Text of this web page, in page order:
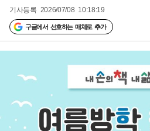
기사등록 2026/07/08 10:18:19
구글에서 선호하는 매체로 추가